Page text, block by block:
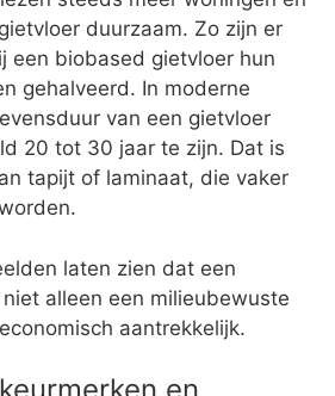
duurzaam. Zo zijn er
een biobased gietvloer hun
gehalveerd. In moderne
van een gietvloer
20 tot 30 jaar te zijn. Dat is
tapijt of laminaat, die vaker
laten zien dat een
alleen een milieubewuste
aantrekkelijk.